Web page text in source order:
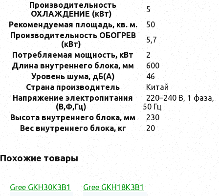
Производительность
ОХЛАЖДЕНИЕ (кВт)
5
Рекомендуемая площадь, кв. м.
50
Производительность ОБОГРЕВ
(кВт)
5,7
Потребляемая мощность, кВт
2
Длина внутреннего блока, мм
600
Уровень шума, дБ(А)
46
Страна производитель
Китай
Напряжение электропитания
(В,Ф,Гц)
220–240 B, 1 фаза,
50 Гц
Высота внутреннего блока, мм
230
Вес внутреннего блока, кг
20
Похожие товары
Gree GKH30K3B1 Gree GKH18K3B1